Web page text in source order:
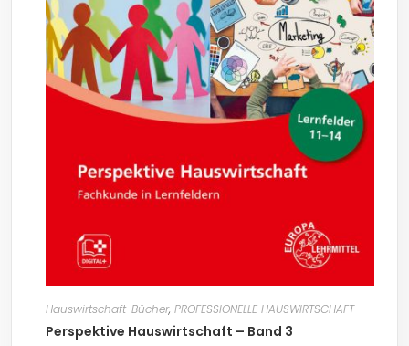
Hauswirtschaft-Bücher, PROFESSIONELLE HAUSWIRTSCHAFT
Perspektive Hauswirtschaft – Band 3